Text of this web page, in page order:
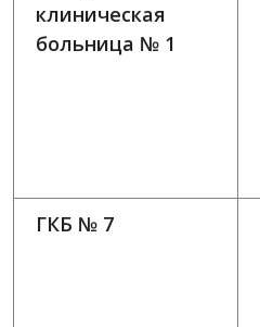
клиническая
больница № 1
ГКБ № 7